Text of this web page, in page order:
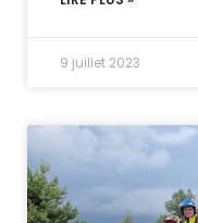
9 juillet 2023